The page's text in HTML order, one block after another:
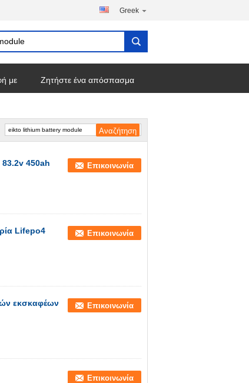
Greek
με Ζητήστε ένα απόσπασμα
450ah Επικοινωνία
Lifepo4
Επικοινωνία
εκσκαφέων
Επικοινωνία
Επικοινωνία